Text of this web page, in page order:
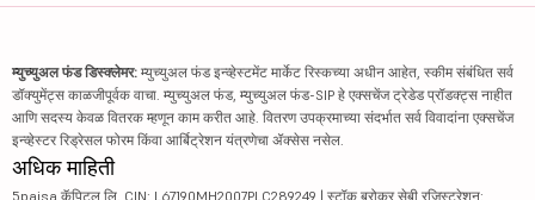
म्युच्युअल फंड डिस्क्लेमर: म्युच्युअल फंड इन्व्हेस्टमेंट मार्केट रिस्कच्या अधीन आहेत, स्कीम संबंधित सर्व
डॉक्युमेंट्स काळजीपूर्वक वाचा. म्युच्युअल फंड, म्युच्युअल फंड-SIP हे एक्सचेंज ट्रेडेड प्रॉडक्ट्स नाहीत
आणि सदस्य केवळ वितरक म्हणून काम करीत आहे. वितरण उपक्रमाच्या संदर्भात सर्व विवादांना एक्सचेंज
इन्व्हेस्टर रिड्रेसल फोरम किंवा आर्बिट्रेशन यंत्रणेचा ॲक्सेस नसेल.
अधिक माहिती
5paisa कॅपिटल लि. CIN: L67190MH2007PLC289249 | स्टॉक ब्रोकर सेबी रजिस्ट्रेशन: